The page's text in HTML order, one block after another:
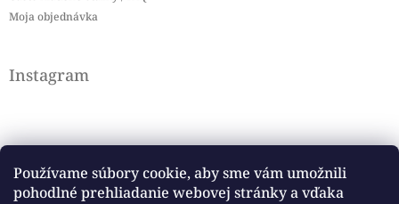
Používame súbory cookie, aby sme vám umožnili
pohodlné prehliadanie webovej stránky a vďaka
Moja objednávka
Instagram